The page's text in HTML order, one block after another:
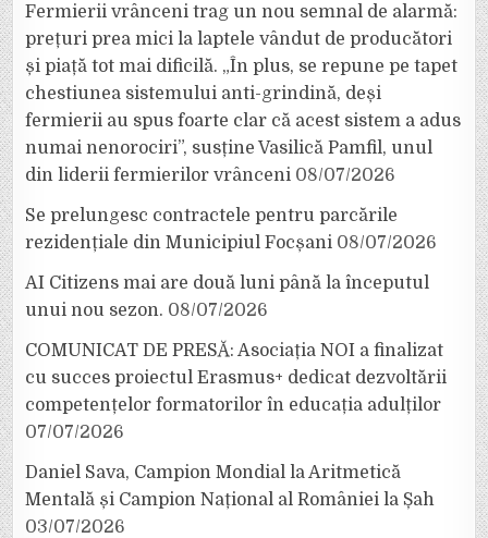
Fermierii vrânceni trag un nou semnal de alarmă:
prețuri prea mici la laptele vândut de producători
și piață tot mai dificilă. „În plus, se repune pe tapet
chestiunea sistemului anti-grindină, deși
fermierii au spus foarte clar că acest sistem a adus
numai nenorociri”, susține Vasilică Pamfil, unul
din liderii fermierilor vrânceni 08/07/2026
Se prelungesc contractele pentru parcările
rezidențiale din Municipiul Focșani 08/07/2026
AI Citizens mai are două luni până la începutul
unui nou sezon. 08/07/2026
COMUNICAT DE PRESĂ: Asociația NOI a finalizat
cu succes proiectul Erasmus+ dedicat dezvoltării
competențelor formatorilor în educația adulților
07/07/2026
Daniel Sava, Campion Mondial la Aritmetică
Mentală și Campion Național al României la Șah
03/07/2026